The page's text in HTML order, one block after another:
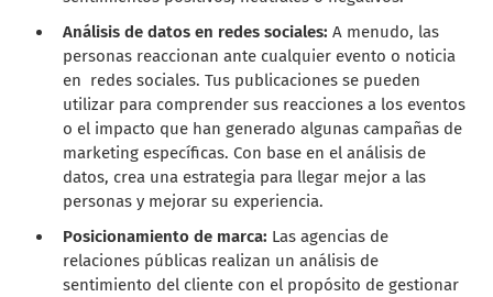
Análisis de datos en redes sociales: A menudo, las
personas reaccionan ante cualquier evento o noticia
en redes sociales. Tus publicaciones se pueden
utilizar para comprender sus reacciones a los eventos
o el impacto que han generado algunas campañas de
marketing específicas. Con base en el análisis de
datos, crea una estrategia para llegar mejor a las
personas y mejorar su experiencia.
Posicionamiento de marca: Las agencias de
relaciones públicas realizan un análisis de
sentimiento del cliente con el propósito de gestionar